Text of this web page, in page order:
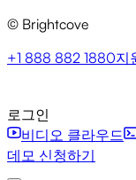
© Brightcove
+1 888 882 1880지
로그인
비디오 클라우드
데모 신청하기